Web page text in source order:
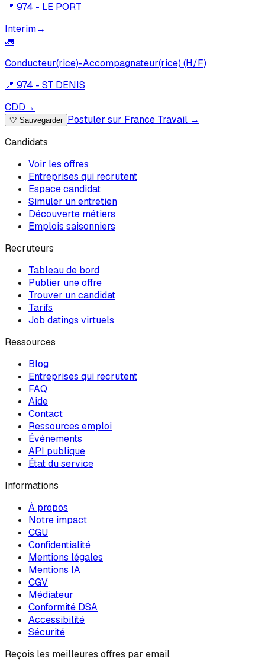
📍 974 - LE PORT
Interim→
🚛
Conducteur(rice)-Accompagnateur(rice) (H/F)
📍 974 - ST DENIS
CDD→
🤍 Sauvegarder Postuler sur France Travail →
Candidats
Voir les offres
Entreprises qui recrutent
Espace candidat
Simuler un entretien
Découverte métiers
Emplois saisonniers
Recruteurs
Tableau de bord
Publier une offre
Trouver un candidat
Tarifs
Job datings virtuels
Ressources
Blog
Entreprises qui recrutent
FAQ
Aide
Contact
Ressources emploi
Événements
API publique
État du service
Informations
À propos
Notre impact
CGU
Confidentialité
Mentions légales
Mentions IA
CGV
Médiateur
Conformité DSA
Accessibilité
Sécurité
Reçois les meilleures offres par email